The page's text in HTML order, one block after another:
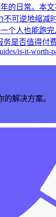
的日常。本
不可逆地缩减
个人也能跑
务是否值得付
is-it-worth-
解决方案。